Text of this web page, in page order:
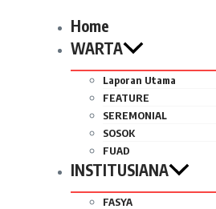
Home
WARTA
Laporan Utama
FEATURE
SEREMONIAL
SOSOK
FUAD
INSTITUSIANA
FASYA